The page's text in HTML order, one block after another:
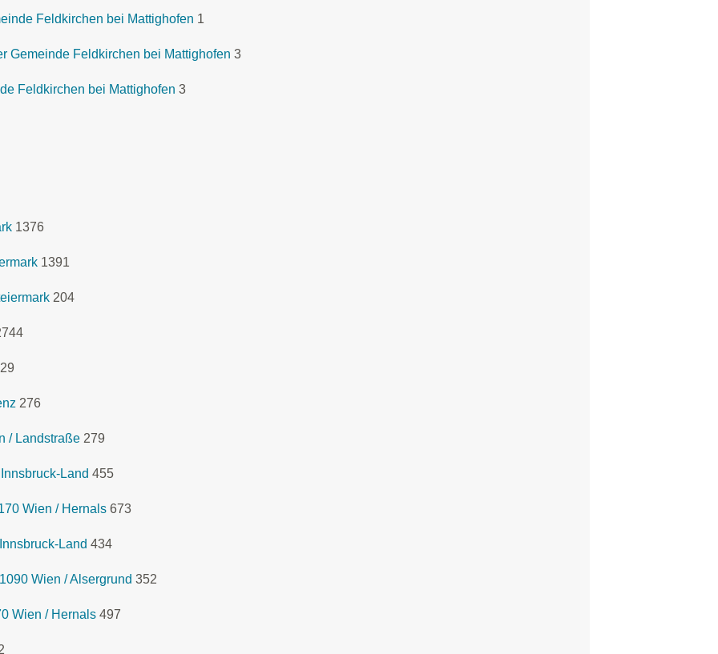
Feldkirchen bei Mattighofen 1
Gemeinde Feldkirchen bei Mattighofen 3
Feldkirchen bei Mattighofen 3
1376
1391
204
276
/ Landstraße 279
Land 455
Wien / Hernals 673
Land 434
Wien / Alsergrund 352
Wien / Hernals 497